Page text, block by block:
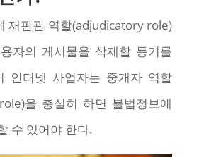
재판관 역할(adjudicatory role)
자의 게시물을 삭제할 동기를
인터넷 사업자는 중개자 역할
을 충실히 하면 불법정보에
수 있어야 한다.